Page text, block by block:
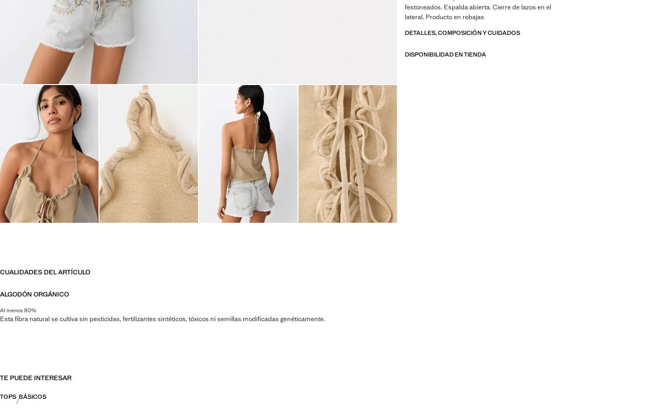
festoneados. Espalda abierta. Cierre de lazos en el
lateral. Producto en rebajas
DETALLES, COMPOSICIÓN Y CUIDADOS
DISPONIBILIDAD EN TIENDA
CUALIDADES DEL ARTÍCULO
ALGODÓN ORGÁNICO
Al menos 80%
Esta fibra natural se cultiva sin pesticidas, fertilizantes sintéticos, tóxicos ni semillas modificadas genéticamente.
TE PUEDE INTERESAR
TOPS BÁSICOS